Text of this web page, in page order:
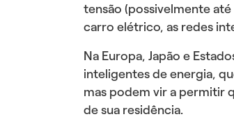
tensão (possivelmente
carro elétrico, as redes
Na Europa, Japão e
inteligentes de energia,
mas podem vir a permitir
de sua residência.